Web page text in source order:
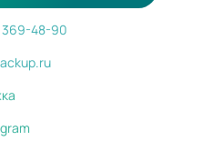
369-48-90